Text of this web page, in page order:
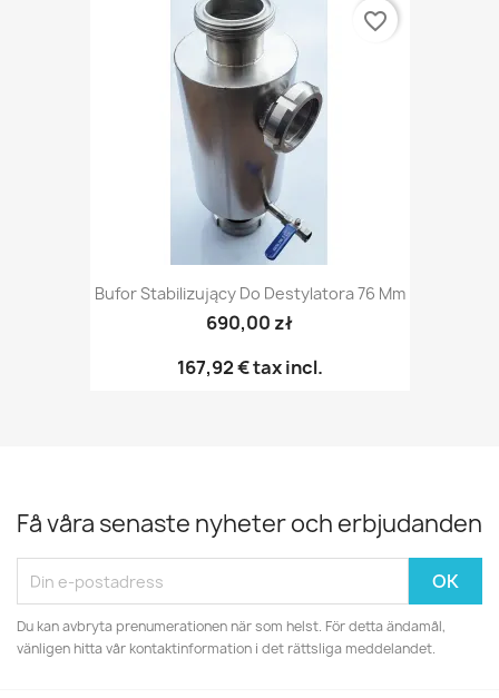
Bufor Stabilizujący Do Destylatora 76 Mm
690,00 zł
167,92 €tax incl.
favorite_border
Få våra senaste nyheter och erbjudanden
Du kan avbryta prenumerationen när som helst. För detta ändamål,
vänligen hitta vår kontaktinformation i det rättsliga meddelandet.